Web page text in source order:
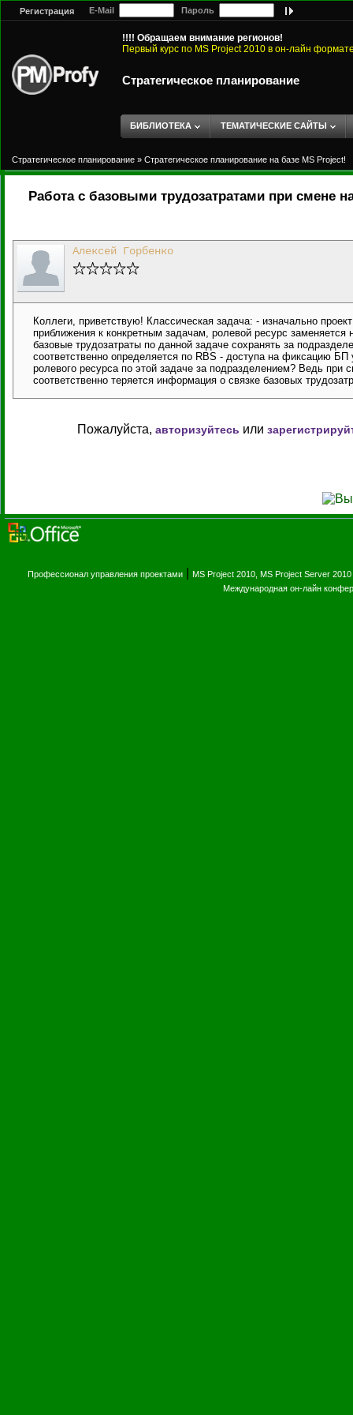
Регистрация E-Mail Пароль
!!!! Обращаем внимание регионов!
Первый курс по MS Project 2010 в он-лайн
Стратегическое планирование
БИБЛИОТЕКА ТЕМАТИЧЕСКИЕ САЙТЫ
Стратегическое планирование » Стратегическое планирование на базе MS Project!
Работа с базовыми трудозатратами при смене
Алексей Горбенко
Коллеги, приветствую! Классическая задача: - изначально
приближения к конкретным задачам, ролевой ресурс
базовые трудозатраты по данной задаче сохранять за
соответственно определяется по RBS - доступа на фиксацию
ролевого ресурса по этой задаче за подразделением? Ведь при
соответственно теряется информация о связке базовых
Пожалуйста, авторизуйтесь или
Профессионал управления проектами MS Project 2010, MS Project Server 2010
Международная он-лайн